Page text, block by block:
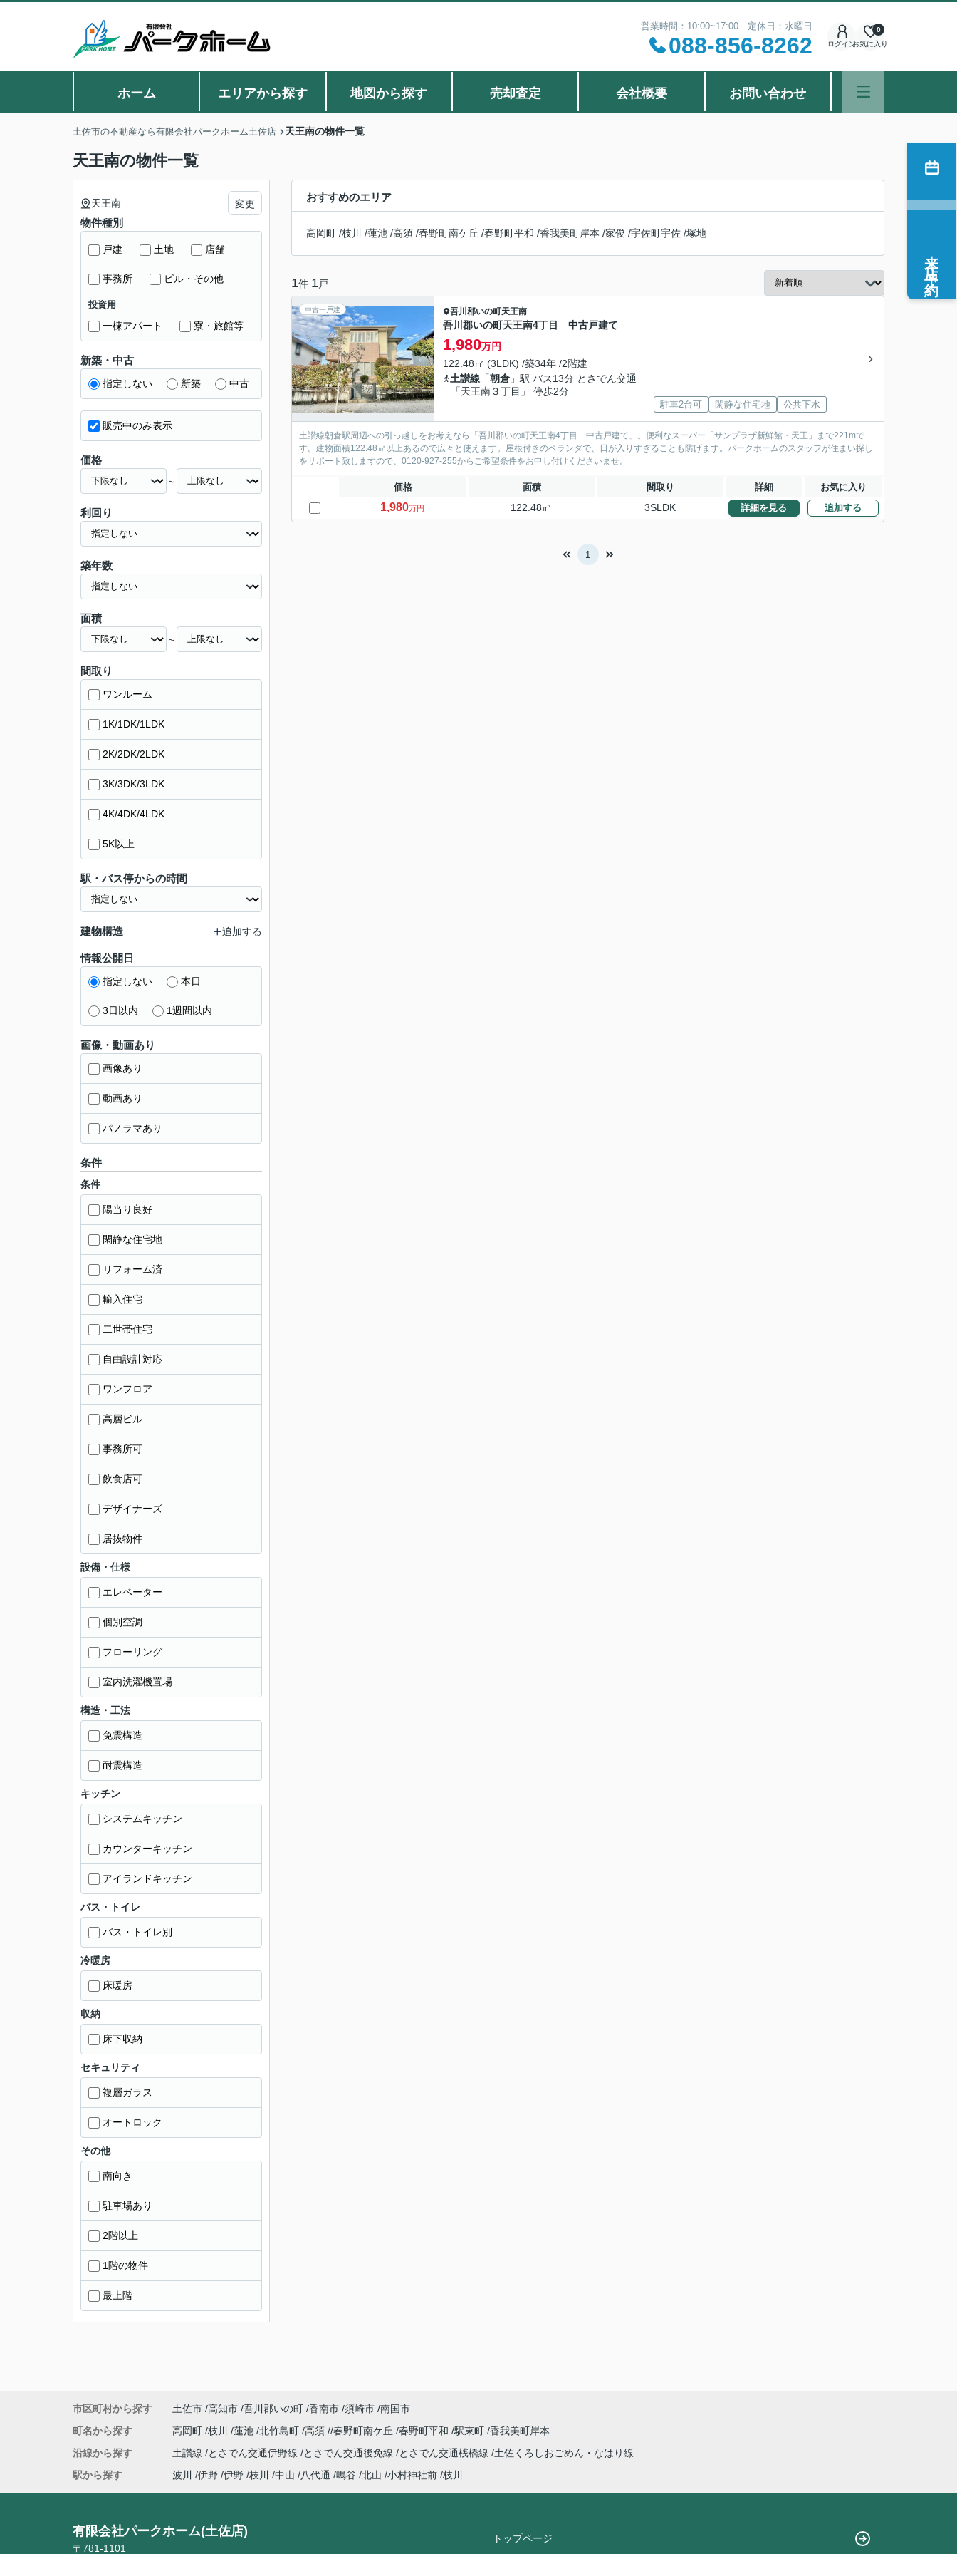
営業時間：10:00~17:00 定休日：水曜日
088-856-8262 ログインお気に入り
0
ホーム エリアから探す 地図から探す 売却査定 会社概要 お問い合わせ
土佐市の不動産なら有限会社パークホーム土佐店 天王南の物件一覧
天王南の物件一覧
おすすめのエリア
高岡町 /枝川 /蓮池 /高須 /春野町南ケ丘 /春野町平和 /香我美町岸本 /家俊 /宇佐町宇佐 /塚地
1件 1 戸
中古一戸建 吾川郡いの町天王南
吾川郡いの町天王南4丁目 中古戸建て
1,980万円
122.48㎡ (3LDK) /築34年 /2階建
土讃線 「朝倉 」駅 バス13分 とさでん交通
「天王南３丁目」 停歩2分
駐車2台可 閑静な住宅地 公共下水
土讃線朝倉駅周辺への引っ越しをお考えなら「吾川郡いの町天王南4丁目 中古戸建て」。便利なスーパー「サンプラザ新鮮館・天王」まで221mで
す。建物面積122.48㎡以上あるので広々と使えます。屋根付きのベランダで、日が入りすぎることも防げます。パークホームのスタッフが住まい探し
をサポート致しますので、0120-927-255からご希望条件をお申し付けくださいませ。
価格 面積 間取り 詳細 お気に入り
1,980万円 122.48㎡ 3SLDK 詳細を見る 追加する
1
天王南 変更
物件種別
戸建 土地 店舗
事務所 ビル・その他
投資用
一棟アパート 寮・旅館等
新築・中古
指定しない 新築 中古
販売中のみ表示
価格
～
利回り
築年数
面積
～
間取り
ワンルーム
1K/1DK/1LDK
2K/2DK/2LDK
3K/3DK/3LDK
4K/4DK/4LDK
5K以上
駅・バス停からの時間
建物構造 追加する
情報公開日
指定しない 本日
3日以内 1週間以内
画像・動画あり
画像あり
動画あり
パノラマあり
条件
条件
陽当り良好
閑静な住宅地
リフォーム済
輸入住宅
二世帯住宅
自由設計対応
ワンフロア
高層ビル
事務所可
飲食店可
デザイナーズ
居抜物件
設備・仕様
エレベーター
個別空調
フローリング
室内洗濯機置場
構造・工法
免震構造
耐震構造
キッチン
システムキッチン
カウンターキッチン
アイランドキッチン
バス・トイレ
バス・トイレ別
冷暖房
床暖房
収納
床下収納
セキュリティ
複層ガラス
オートロック
その他
南向き
駐車場あり
2階以上
1階の物件
最上階
来店予約
市区町村から探す 土佐市 高知市 吾川郡いの町 香南市 須崎市 南国市
町名から探す
高岡町 枝川 蓮池 北竹島町 高須 春野町南ケ丘 春野町平和 駅東町 香我美町岸本
沿線から探す
土讃線 とさでん交通伊野線 とさでん交通後免線 とさでん交通桟橋線
土佐くろしおごめん・なはり線
駅から探す
波川 伊野 伊野 枝川 中山 八代通 鳴谷 北山 小村神社前 枝川
有限会社パークホーム(土佐店)
〒781-1101
トップページ